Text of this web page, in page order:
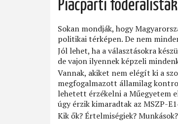
Piacpárti föderalisták
Sokan mondják, hogy
politikai térképen. De nem
Jól lehet, ha a választásokra
de vajon ilyennek képzeli
Vannak, akiket nem elégít ki a
megfogalmazott államilag
lehetett érzékelni a Műegyetem
úgy érzik kimaradtak az MSZP-
Kik ők? Értelmiségiek?